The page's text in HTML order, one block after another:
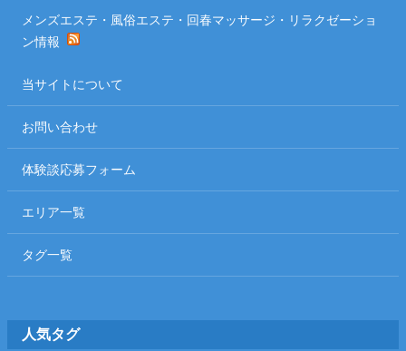
メンズエステ・風俗エステ・回春マッサージ・リラクゼーショ
ン情報
当サイトについて
お問い合わせ
体験談応募フォーム
エリア一覧
タグ一覧
人気タグ